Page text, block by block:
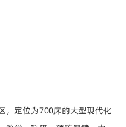
，定位为700床的大型现代化